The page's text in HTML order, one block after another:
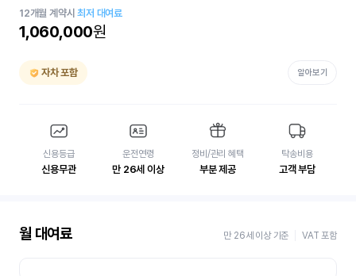
12개월 계약시최저 대여료
1,060,000원
자차 포함 알아보기
신용등급
신용무관
운전연령
만 26세 이상
정비/관리 혜택
부분 제공
탁송비용
고객 부담
월 대여료 만 26세 이상 기준 VAT 포함